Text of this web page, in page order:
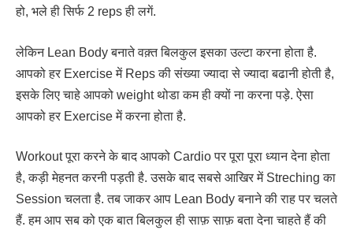
हो, भले ही सिर्फ 2 reps ही लगें.
लेकिन Lean Body बनाते वक़्त बिलकुल इसका उल्टा करना होता है.
आपको हर Exercise में Reps की संख्या ज्यादा से ज्यादा बढानी होती है,
इसके लिए चाहे आपको weight थोडा कम ही क्यों ना करना पड़े. ऐसा
आपको हर Exercise में करना होता है.
Workout पूरा करने के बाद आपको Cardio पर पूरा पूरा ध्यान देना होता
है, कड़ी मेहनत करनी पड़ती है. उसके बाद सबसे आखिर में Streching का
Session चलता है. तब जाकर आप Lean Body बनाने की राह पर चलते
हैं. हम आप सब को एक बात बिलकुल ही साफ़ साफ़ बता देना चाहते हैं की